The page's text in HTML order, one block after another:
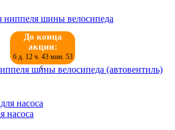
До конца
акции:
6 д. 12 ч. 43 мин. 53
с.
шины велосипеда (автовентиль)
насоса